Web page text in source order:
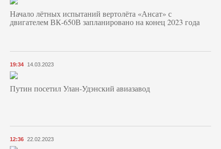
Начало лётных испытаний вертолёта «Ансат» с
двигателем ВК-650В запланировано на конец 2023 года
19:34 14.03.2023
Путин посетил Улан-Удэнский авиазавод
12:36 22.02.2023